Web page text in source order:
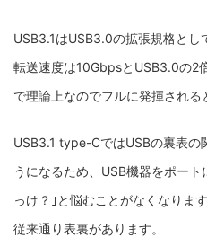
USB3.1はUSB3.0の拡張規格と
転送速度は10GbpsとUSB3.0の2
で理論上なのでフルに発揮される
USB3.1 type-CではUSBの裏表の
うになるため、USB機器をポー
っけ？｣と悩むことがなくなりま
従来通り表裏があります。